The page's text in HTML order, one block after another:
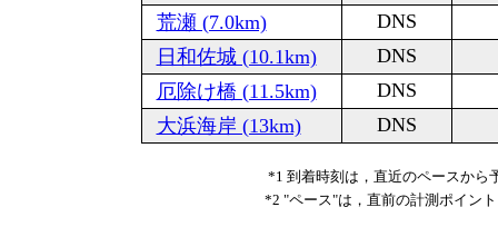
荒瀬 (7.0km)
DNS
日和佐城 (10.1km)
DNS
厄除け橋 (11.5km)
DNS
大浜海岸 (13km)
DNS
*1 到着時刻は，直近のペースから
*2 "ペース"は，直前の計測ポイン